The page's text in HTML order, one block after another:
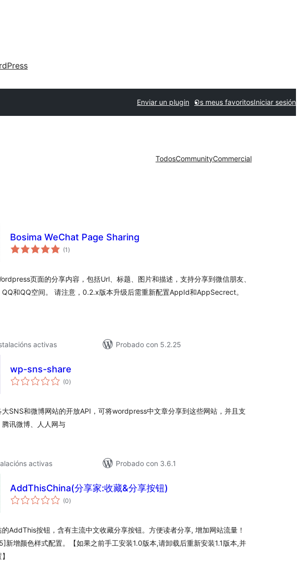
Enviar un plugin Os meus favoritosIniciar sesión
TodosCommunityCommercial
Bosima WeChat Page Sharing
(1 valoracións
totais
)
页面的分享内容，包括Url、标题、图片和描述，支持分享到微信朋友、
QQ和QQ空间。 请注意，0.2.x版本升级后需重新配置AppId和AppSecrect。
activas
Probado con 5.2.25
wp-sns-share
(0valoracións
totais
)
SNS和微博网站的开放API，可将wordpress中文章分享到这些网站，并且支
讯微博、人人网与
activas
Probado con 3.6.1
AddThisChina(分享家:收藏&分享按钮)
(0valoracións
totais
)
AddThis按钮，含有主流中文收藏分享按钮。方便读者分享, 增加网站流量！
增颜色样式配置。【如果之前手工安装1.0版本,请卸载后重新安装1.1版本,并